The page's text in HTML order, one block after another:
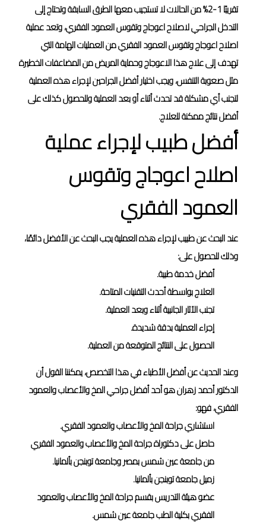
تقريبًا 1-2% من الحالات لا تستجيب معها الطرق السابقة وتحتاج إلى
التدخل الجراحي لاصلاح اعوجاج وتقوس العمود الفقري، وتعد عملية
اصلاح اعوجاج وتقوس العمود الفقري من العمليات الهامة التي
تهدف إلى علاج هذا الاعوجاج وحماية المريض من المضاعفات الخطيرة
مثل صعوبة التنفس، ويجب اختيار أفضل الجراحين لإجراء هذه العملية
لتجنب أي مشكلة قد تحدث أثناء أو بعد العملية وللحصول كذلك على
أفضل نتائج ممكنة للعلاج.
أفضل طبيب لإجراء عملية
اصلاح اعوجاج وتقوس
العمود الفقري
عند البحث عن طبيب لإجراء هذه العملية يجب البحث عن الأفضل دائمًا،
وذلك للحصول على:
أفضل خدمة طبية.
العلاج بواسطة أحدث التقنيات المتاحة.
تجنب الآثار الجانبية أثناء وبعد العملية.
إجراء العملية بدقة شديدة.
الحصول على النتائج المتوقعة من العملية.
وعند الحديث عن أفضل الأطباء في هذا التخصص، يمكننا القول أن
الدكتور أحمد زهران هو أحد أفضل جراحي المخ والأعصاب والعمود
الفقري، فهو:
استشاري جراحة المخ والأعصاب والعمود الفقري.
حاصل على دكتوراة جراحة المخ والأعصاب والعمود الفقري
من جامعة عين شمس بمصر وجامعة توبنجن بألمانيا.
زميل جامعة توبنجن بألمانيا.
عضو هيئة التدريس بقسم جراحة المخ والأعصاب والعمود
الفقري بكلية الطب جامعة عين شمس.